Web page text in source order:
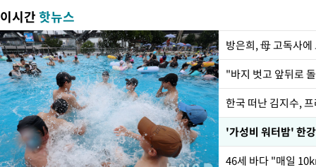
이시간핫뉴스
방은희, 母 고독사
한국 떠난 김지수,